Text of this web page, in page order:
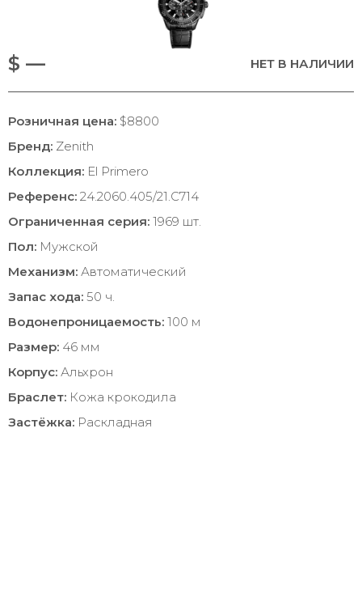
$ — НЕТ В НАЛИЧИИ
Розничная цена: $8800
Бренд: Zenith
Коллекция: El Primero
Референс: 24.2060.405/21.C714
Ограниченная серия: 1969 шт.
Пол: Мужской
Механизм: Автоматический
Запас хода: 50 ч.
Водонепроницаемость: 100 м
Размер: 46 мм
Корпус: Альхрон
Браслет: Кожа крокодила
Застёжка: Раскладная